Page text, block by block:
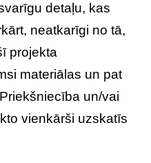
detaļu, kas
neatkarīgi no tā,
projekta
materiālas un pat
un/vai
vienkārši uzskatīs